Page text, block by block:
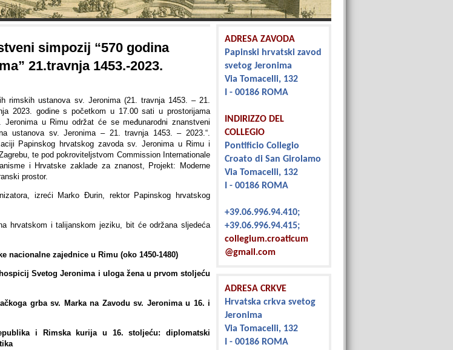
simpozij “570 godina
21.travnja 1453.-2023.
rimskih ustanova sv. Jeronima (21. travnja 1453. – 21.
2023. godine s početkom u 17.00 sati u prostorijama
Jeronima u Rimu održat će se međunarodni znanstveni
ustanova sv. Jeronima – 21. travnja 1453. – 2023.“.
Papinskog hrvatskog zavoda sv. Jeronima u Rimu i
te pod pokroviteljstvom Commission Internationale
i Hrvatske zaklade za znanost, Projekt: Moderne
prostor.
izreći Marko Đurin, rektor Papinskog hrvatskog
hrvatskom i talijanskom jeziku, bit će održana sljedeća
nacionalne zajednice u Rimu (oko 1450-1480)
Svetog Jeronima i uloga žena u prvom stoljeću
grba sv. Marka na Zavodu sv. Jeronima u 16. i
i Rimska kurija u 16. stoljeću: diplomatski
ADRESA ZAVODA
Papinski hrvatski zavod
svetog Jeronima
Via Tomacelli, 132
I - 00186 ROMA
INDIRIZZO DEL
COLLEGIO
Pontificio Collegio
Croato di San Girolamo
Via Tomacelli, 132
I - 00186 ROMA
+39.06.996.94.410;
+39.06.996.94.415;
collegium.croaticum
@gmail.com
ADRESA CRKVE
Hrvatska crkva svetog
Jeronima
Via Tomacelli, 132
I - 00186 ROMA